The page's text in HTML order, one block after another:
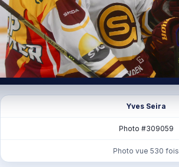
Yves Seira
Photo #309059
Photo vue 530 fois